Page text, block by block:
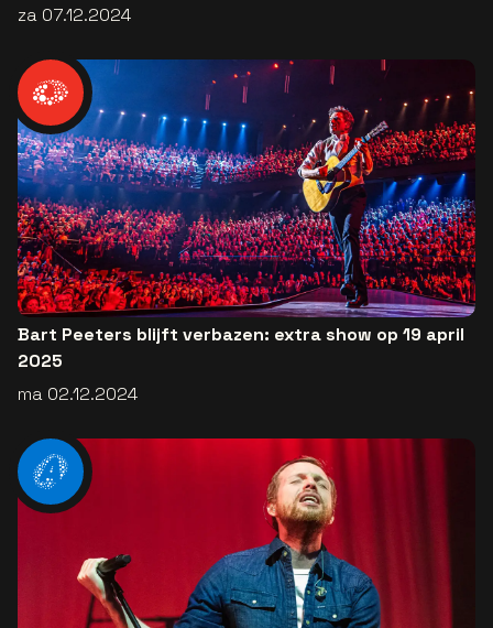
za 07.12.2024
Bart Peeters blijft verbazen: extra show op 19 april
2025
ma 02.12.2024